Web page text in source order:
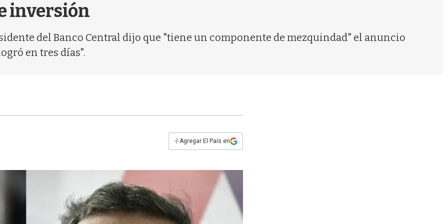
inversión
del Banco Central dijo que "tiene un componente de mezquindad" el anuncio
en tres días".
+Agregar El País en